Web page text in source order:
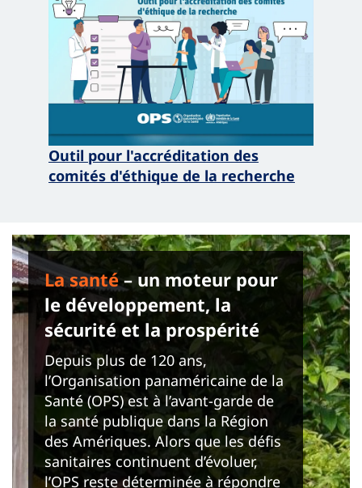
Outil pour l'accréditation des
comités d'éthique de la recherche
La santé – un moteur pour
le développement, la
sécurité et la prospérité
Depuis plus de 120 ans,
l’Organisation panaméricaine de la
Santé (OPS) est à l’avant-garde de
la santé publique dans la Région
des Amériques. Alors que les défis
sanitaires continuent d’évoluer,
l’OPS reste déterminée à répondre